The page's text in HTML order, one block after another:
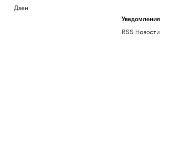
Дзен
Уведомления
RSS Новости